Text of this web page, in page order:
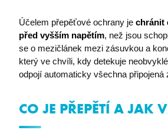
Účelem přepěťové ochrany je chránit
před vyšším napětím, než jsou
se o mezičlánek mezi zásuvkou a
který ve chvíli, kdy detekuje
odpojí automaticky všechna připojená
CO JE PŘEPĚTÍ A JAK